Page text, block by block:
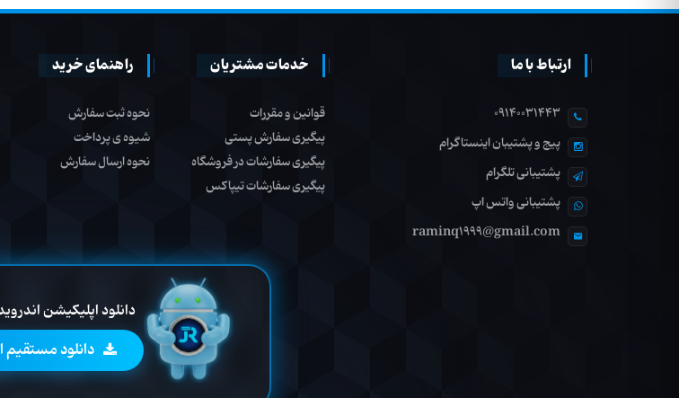
ارتباط با ما
09140031443
پیج و پشتیبان اینستاگرام
پشتیبانی تلگرام
پشتیبانی واتس اپ
raminq1999@gmail.com
خدمات مشتریان
قوانین و مقررات
پیگیری سفارش پستی
پیگیری سفارشات در فروشگاه
پیگیری سفارشات تیپاکس
راهنمای خرید
نحوه ثبت سفارش
شیوه ی پرداخت
نحوه ارسال سفارش
دانلود اپلیکیشن
دانلود مستقیم